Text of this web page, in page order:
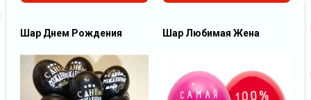
Шар Днем Рождения Шар Любимая Жена